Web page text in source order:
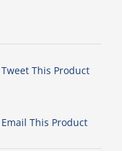
Tweet This Product
Email This Product